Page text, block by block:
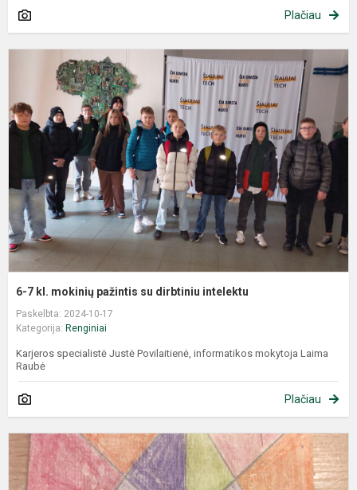
Plačiau
6-7 kl. mokinių pažintis su dirbtiniu intelektu
Paskelbta: 2024-10-17
Kategorija: Renginiai
Karjeros specialistė Justė Povilaitienė, informatikos mokytoja Laima
Raubė
Plačiau